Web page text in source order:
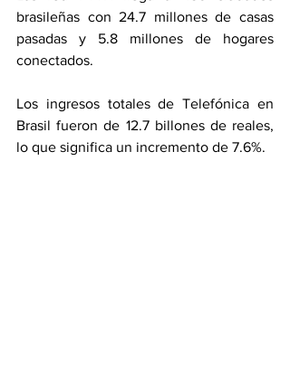
brasileñas con 24.7 millones de casas
pasadas y 5.8 millones de hogares
conectados.
Los ingresos totales de Telefónica en
Brasil fueron de 12.7 billones de reales,
lo que significa un incremento de 7.6%.